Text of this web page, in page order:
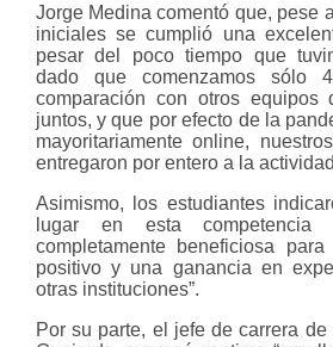
Jorge Medina comentó que, pese
iniciales se cumplió una
pesar del poco tiempo que
dado que comenzamos sólo
comparación con otros
juntos, y que por efecto de la
mayoritariamente online,
entregaron por entero a la
Asimismo, los estudiantes
lugar en esta competencia
completamente beneficiosa
positivo y una ganancia en
otras instituciones”.
Por su parte, el jefe de carrera